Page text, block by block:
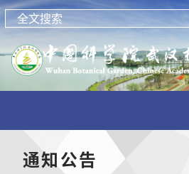
通知公告